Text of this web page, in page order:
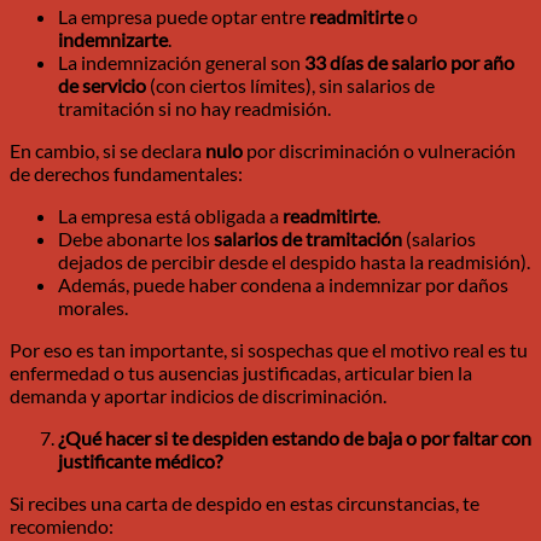
La empresa puede optar entre readmitirteo
indemnizarte.
La indemnización general son 33 días de salario por año
de servicio (con ciertos límites), sin salarios de
tramitación si no hay readmisión.
En cambio, si se declara nulo por discriminación o vulneración
de derechos fundamentales:
La empresa está obligada a readmitirte.
Debe abonarte lossalarios de tramitación (salarios
dejados de percibir desde el despido hasta la readmisión).
Además, puede haber condena a indemnizar por daños
morales.
Por eso es tan importante, si sospechas que el motivo real es tu
enfermedad o tus ausencias justificadas, articular bien la
demanda y aportar indicios de discriminación.
¿Qué hacer si te despiden estando de baja o por faltar con
justificante médico?
Si recibes una carta de despido en estas circunstancias, te
recomiendo: